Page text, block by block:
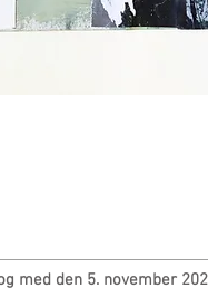
med den 5. november